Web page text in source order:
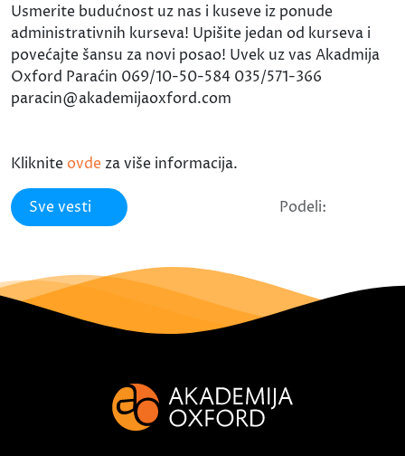
Usmerite budućnost uz nas i kuseve iz ponude
administrativnih kurseva! Upišite jedan od kurseva i
povećajte šansu za novi posao! Uvek uz vas Akadmija
Oxford Paraćin 069/10-50-584 035/571-366
paracin@akademijaoxford.com
Kliknite ovde za više informacija.
Sve vesti Podeli: